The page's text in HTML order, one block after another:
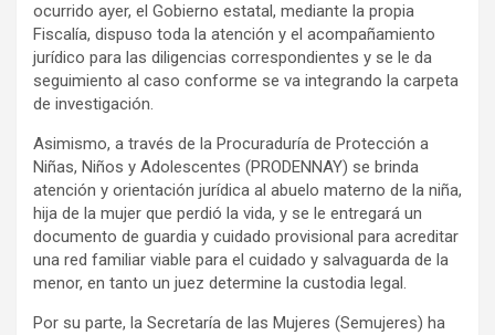
ocurrido ayer, el Gobierno estatal, mediante la propia
Fiscalía, dispuso toda la atención y el acompañamiento
jurídico para las diligencias correspondientes y se le da
seguimiento al caso conforme se va integrando la carpeta
de investigación.
Asimismo, a través de la Procuraduría de Protección a
Niñas, Niños y Adolescentes (PRODENNAY) se brinda
atención y orientación jurídica al abuelo materno de la niña,
hija de la mujer que perdió la vida, y se le entregará un
documento de guardia y cuidado provisional para acreditar
una red familiar viable para el cuidado y salvaguarda de la
menor, en tanto un juez determine la custodia legal.
Por su parte, la Secretaría de las Mujeres (Semujeres) ha